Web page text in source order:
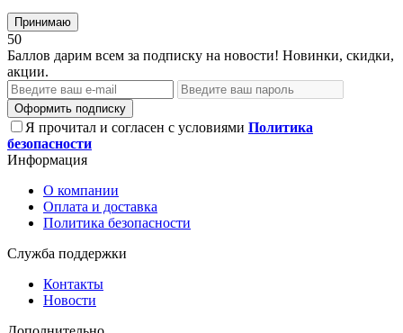
Принимаю
50
Баллов дарим всем за подписку на новости! Новинки, скидки,
акции.
Оформить подписку
Я прочитал и согласен с условиями Политика
безопасности
Информация
О компании
Оплата и доставка
Политика безопасности
Служба поддержки
Контакты
Новости